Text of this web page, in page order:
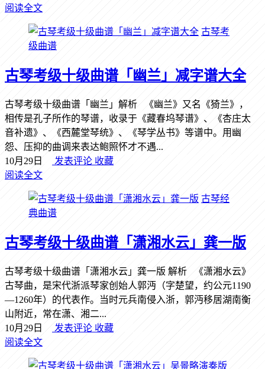
阅读全文
古琴考
级曲谱
古琴考级十级曲谱「幽兰」减字谱大全
古琴考级十级曲谱「幽兰」解析 《幽兰》又名《猗兰》，
相传是孔子所作的琴谱，收录于《藏春坞琴谱》、《杏庄太
音补遗》、《西麓堂琴统》、《琴学丛书》等谱中。用幽
怨、压抑的曲调来表达鲍照怀才不遇...
10月29日
发表评论 收藏
阅读全文
古琴经
典曲谱
古琴考级十级曲谱「潇湘水云」龚一版
古琴考级十级曲谱「潇湘水云」龚一版 解析 《潇湘水云》
古琴曲，是宋代浙派琴家创始人郭沔（字楚望，约公元1190
—1260年）的代表作。当时元兵南侵入浙，郭沔移居湖南衡
山附近，常在潇、湘二...
10月29日
发表评论 收藏
阅读全文